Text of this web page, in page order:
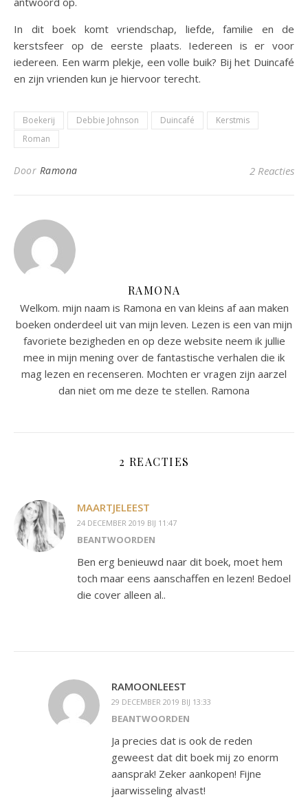
In dit boek komt vriendschap, liefde, familie en de
kerstsfeer op de eerste plaats. Iedereen is er voor
iedereen. Een warm plekje, een volle buik? Bij het Duincafé
en zijn vrienden kun je hiervoor terecht.
Boekerij Debbie Johnson Duincafé
Kerstmis
Roman
Door Ramona 2 Reacties
RAMONA
Welkom. mijn naam is Ramona en van kleins af aan maken
boeken onderdeel uit van mijn leven. Lezen is een van mijn
favoriete bezigheden en op deze website neem ik jullie
mee in mijn mening over de fantastische verhalen die ik
mag lezen en recenseren. Mochten er vragen zijn aarzel
dan niet om me deze te stellen. Ramona
2 REACTIES
MAARTJELEEST
24 DECEMBER 2019 BIJ 11:47
BEANTWOORDEN
Ben erg benieuwd naar dit boek, moet hem
toch maar eens aanschaffen en lezen! Bedoel
die cover alleen al..
RAMOONLEEST
29 DECEMBER 2019 BIJ 13:33
BEANTWOORDEN
Ja precies dat is ook de reden
geweest dat dit boek mij zo enorm
aansprak! Zeker aankopen! Fijne
jaarwisseling alvast!